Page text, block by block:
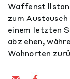
zum Austausch
einem letzten
abziehen,
Wohnorten